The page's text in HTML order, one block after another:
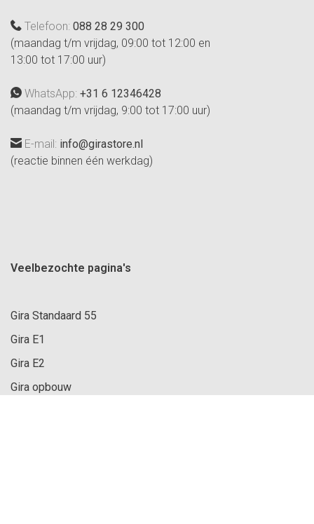
Telefoon: 088 28 29 300
(maandag t/m vrijdag, 09:00 tot 12:00 en
13:00 tot 17:00 uur)
WhatsApp: +31 6 12346428
(maandag t/m vrijdag, 9:00 tot 17:00 uur)
E-mail: info@girastore.nl
(reactie binnen één werkdag)
Veelbezochte pagina's
Gira Standaard 55
Gira E1
Gira E2
Gira opbouw